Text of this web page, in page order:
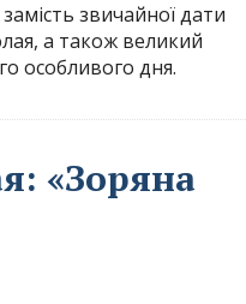
звичайної дати
а також великий
особливого дня.
«Зоряна